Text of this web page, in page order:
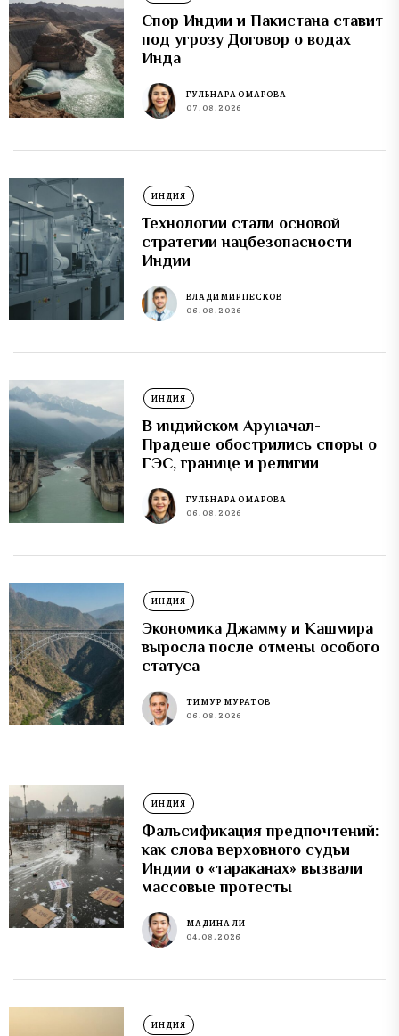
Спор Индии и Пакистана ставит
под угрозу Договор о водах
Инда
ГУЛЬНАРА ОМАРОВА
07.08.2026
ИНДИЯ
Технологии стали основой
стратегии нацбезопасности
Индии
ВЛАДИМИР ПЕСКОВ
06.08.2026
ИНДИЯ
В индийском Аруначал-
Прадеше обострились споры о
ГЭС, границе и религии
ГУЛЬНАРА ОМАРОВА
06.08.2026
ИНДИЯ
Экономика Джамму и Кашмира
выросла после отмены особого
статуса
ТИМУР МУРАТОВ
06.08.2026
ИНДИЯ
Фальсификация предпочтений:
как слова верховного судьи
Индии о «тараканах» вызвали
массовые протесты
МАДИНА ЛИ
04.08.2026
ИНДИЯ